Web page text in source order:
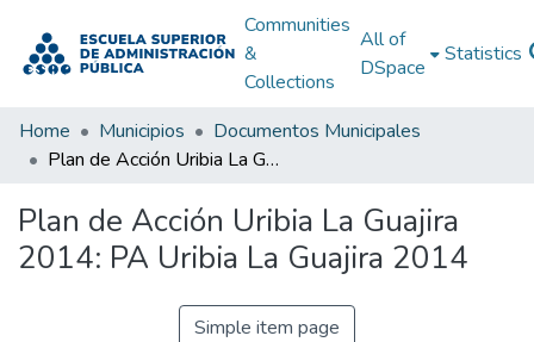
Communities
&
Collections
All of
DSpace
Statistics
Home Municipios
Documentos Municipales
Plan de Acción Uribia La Guajira 2014: PA Uribia La Guajira 2014
Plan de Acción Uribia La Guajira
2014: PA Uribia La Guajira 2014
Simple item page